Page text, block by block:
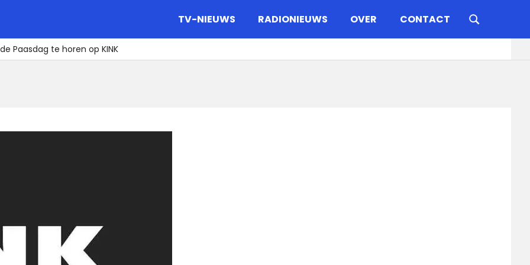
TV-NIEUWS RADIONIEUWS OVER CONTACT
Paasdag te horen op KINK